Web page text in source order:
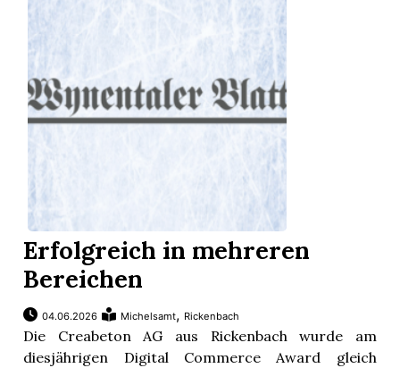
Erfolgreich in mehreren
Bereichen
04.06.2026 Michelsamt, Rickenbach
Die Creabeton AG aus Rickenbach wurde am
diesjährigen Digital Commerce Award gleich